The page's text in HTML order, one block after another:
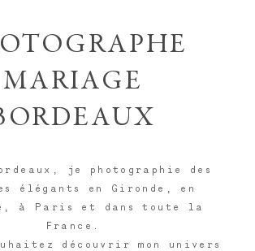
MARIAGE
je photographie des
élégants en Gironde, en
à Paris et dans toute la
France.
découvrir mon univers